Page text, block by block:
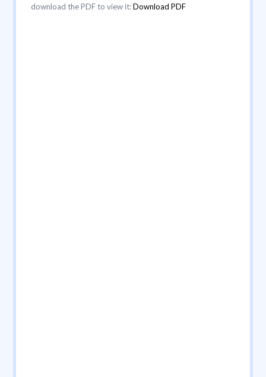
download the PDF to view it:Download PDF